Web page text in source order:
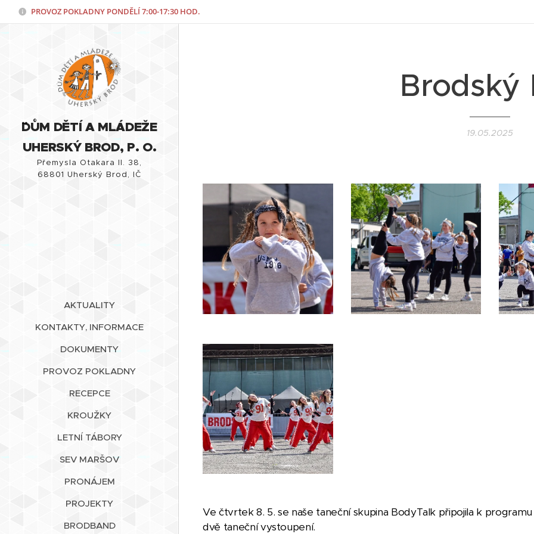
PROVOZ POKLADNY PONDĚLÍ7:00-17:30 HOD.
¨DŮM DĚTÍ A MLÁDEŽE
UHERSKÝ BROD, P. O.
Přemysla Otakara II. 38,
68801 Uherský Brod, IČ
AKTUALITY
KONTAKTY, INFORMACE
DOKUMENTY
PROVOZ POKLADNY
RECEPCE
KROUŽKY
LETNÍ TÁBORY
SEV MARŠOV
PRONÁJEM
PROJEKTY
BRODBAND
Brodský
19.05.2025
Ve čtvrtek 8. 5. se naše taneční skupina BodyTalk připojila k
dvě taneční vystoupení.